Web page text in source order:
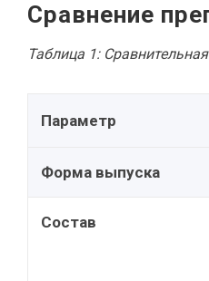
Сравнение
Таблица 1:
Параметр
Форма выпуска
Состав